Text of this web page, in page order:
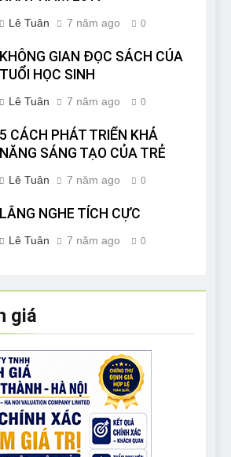
Lê Tuân 7 năm ago 0
KHÔNG GIAN ĐỌC SÁCH CỦA
TUỔI HỌC SINH
Lê Tuân 7 năm ago 0
5 CÁCH PHÁT TRIỂN KHẢ
NĂNG SÁNG TẠO CỦA TRẺ
Lê Tuân 7 năm ago 0
LẮNG NGHE TÍCH CỰC
Lê Tuân 7 năm ago 0
giá